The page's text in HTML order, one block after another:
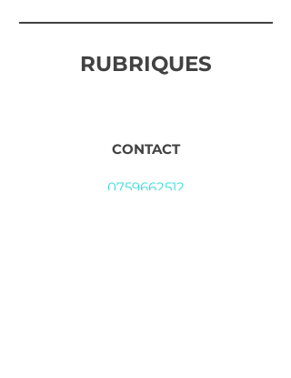
RUBRIQUES
CONTACT
0759662512